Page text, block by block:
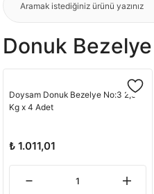
Donuk Bezelye
Doysam Donuk Bezelye No:3 2,5
Kg x 4 Adet
₺ 1.011,01